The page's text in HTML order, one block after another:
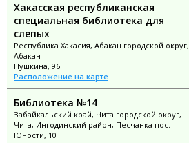
Хакасская республиканская
специальная библиотека для
слепых
Республика Хакасия, Абакан городской округ,
Абакан
Пушкина, 96
Расположение на карте
Библиотека №14
Забайкальский край, Чита городской округ,
Чита, Ингодинский район, Песчанка пос.
Юности, 10